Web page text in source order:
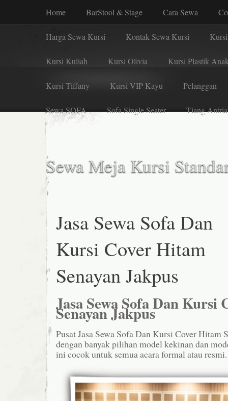
Home BarStool & Stage Cara Sewa
Harga Sewa Kursi Kontak Sewa Kursi
Kursi Kuliah Kursi Olivia Kursi Plastik
Kursi Tiffany Kursi VIP Kayu Pelanggan
Sewa SOFA Sofa Single Seater Tiang
Sewa Meja Kursi
Jasa Sewa Sofa Dan
Kursi Cover Hitam
Senayan Jakpus
Jasa Sewa Sofa Dan Kursi
Senayan Jakpus
Pusat Jasa Sewa Sofa Dan Kursi Cover Hitam
dengan banyak pilihan model kekinan dan
ini cocok untuk semua acara formal atau resmi.